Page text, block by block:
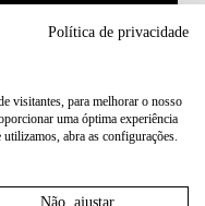
Política de privacidade
visitantes, para melhorar o nosso
uma óptima experiência
abra as configurações.
Não, ajustar